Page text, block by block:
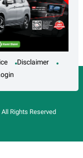
Disclaimer
Rights Reserved